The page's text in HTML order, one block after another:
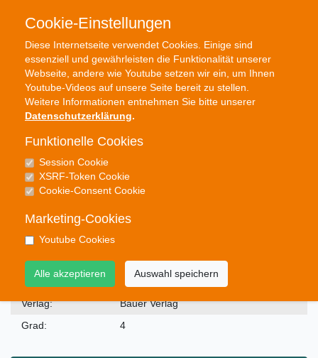
Cookie-Einstellungen
Diese Internetseite verwendet Cookies. Einige sind
essenziell und gewährleisten die Funktionalität unserer
Webseite, andere wie Youtube setzen wir ein, um Ihnen
Youtube-Videos auf unsere Seite bereit zu stellen.
Weitere Informationen entnehmen Sie bitte unserer
Datenschutzerklärung.
Funktionelle Cookies
Session Cookie
XSRF-Token Cookie
Cookie-Consent Cookie
Marketing-Cookies
Youtube Cookies
Alle akzeptieren Auswahl speichern
Menü Profisuche
Noten
Schlesische Rhapsodie
Bestellnummer:
30382
Verlag:
Bauer Verlag
Grad:
4